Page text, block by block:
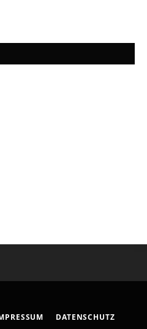
DATENSCHUTZ